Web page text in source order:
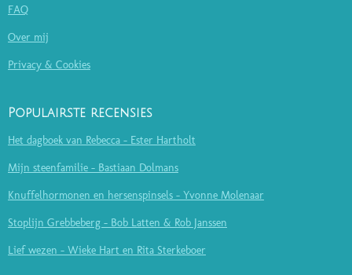
FAQ
Over mij
Privacy & Cookies
Populairste recensies
Het dagboek van Rebecca - Ester Hartholt
Mijn steenfamilie - Bastiaan Dolmans
Knuffelhormonen en hersenspinsels - Yvonne Molenaar
Stoplijn Grebbeberg - Bob Latten & Rob Janssen
Lief wezen - Wieke Hart en Rita Sterkeboer